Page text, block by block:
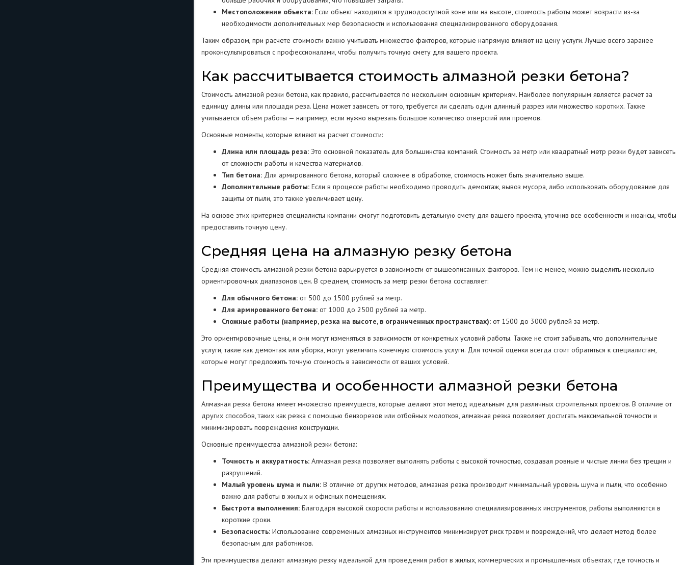
Местоположение объекта: Если объект находится в труднодоступной зоне или на высоте, стоимость работы может возрасти из-за
необходимости дополнительных мер безопасности и использования специализированного оборудования.
Таким образом, при расчете стоимости важно учитывать множество факторов, которые напрямую влияют на цену услуги. Лучше всего заранее
проконсультироваться с профессионалами, чтобы получить точную смету для вашего проекта.
Как рассчитывается стоимость алмазной резки бетона?
Стоимость алмазной резки бетона, как правило, рассчитывается по нескольким основным критериям. Наиболее популярным является расчет за
единицу длины или площади реза. Цена может зависеть от того, требуется ли сделать один длинный разрез или множество коротких. Также
учитывается объем работы — например, если нужно вырезать большое количество отверстий или проемов.
Основные моменты, которые влияют на расчет стоимости:
Длина или площадь реза: Это основной показатель для большинства компаний. Стоимость за метр или квадратный метр резки будет зависеть
от сложности работы и качества материалов.
Тип бетона: Для армированного бетона, который сложнее в обработке, стоимость может быть значительно выше.
Дополнительные работы: Если в процессе работы необходимо проводить демонтаж, вывоз мусора, либо использовать оборудование для
защиты от пыли, это также увеличивает цену.
На основе этих критериев специалисты компании смогут подготовить детальную смету для вашего проекта, уточнив все особенности и нюансы, чтобы
предоставить точную цену.
Средняя цена на алмазную резку бетона
Средняя стоимость алмазной резки бетона варьируется в зависимости от вышеописанных факторов. Тем не менее, можно выделить несколько
ориентировочных диапазонов цен. В среднем, стоимость за метр резки бетона составляет:
Для обычного бетона: от 500 до 1500 рублей за метр.
Для армированного бетона: от 1000 до 2500 рублей за метр.
Сложные работы (например, резка на высоте, в ограниченных пространствах): от 1500 до 3000 рублей за метр.
Это ориентировочные цены, и они могут изменяться в зависимости от конкретных условий работы. Также не стоит забывать, что дополнительные
услуги, такие как демонтаж или уборка, могут увеличить конечную стоимость услуги. Для точной оценки всегда стоит обратиться к специалистам,
которые могут предложить точную стоимость в зависимости от ваших условий.
Преимущества и особенности алмазной резки бетона
Алмазная резка бетона имеет множество преимуществ, которые делают этот метод идеальным для различных строительных проектов. В отличие от
других способов, таких как резка с помощью бензорезов или отбойных молотков, алмазная резка позволяет достигать максимальной точности и
минимизировать повреждения конструкции.
Основные преимущества алмазной резки бетона:
Точность и аккуратность: Алмазная резка позволяет выполнять работы с высокой точностью, создавая ровные и чистые линии без трещин и
разрушений.
Малый уровень шума и пыли: В отличие от других методов, алмазная резка производит минимальный уровень шума и пыли, что особенно
важно для работы в жилых и офисных помещениях.
Быстрота выполнения: Благодаря высокой скорости работы и использованию специализированных инструментов, работы выполняются в
короткие сроки.
Безопасность: Использование современных алмазных инструментов минимизирует риск травм и повреждений, что делает метод более
безопасным для работников.
Эти преимущества делают алмазную резку идеальной для проведения работ в жилых, коммерческих и промышленных объектах, где точность и